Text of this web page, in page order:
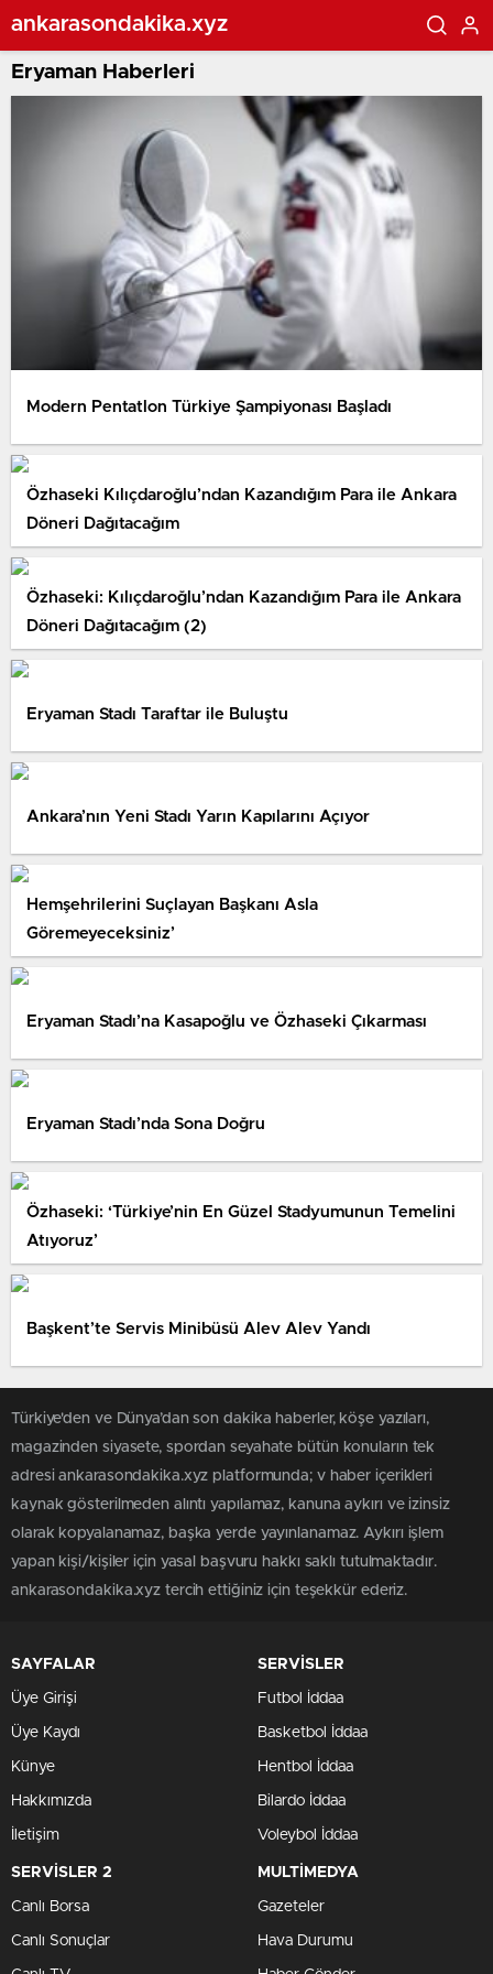
ankarasondakika.xyz
Eryaman Haberleri
Modern Pentatlon Türkiye Şampiyonası Başladı
Özhaseki Kılıçdaroğlu’ndan Kazandığım Para ile Ankara
Döneri Dağıtacağım
Özhaseki: Kılıçdaroğlu’ndan Kazandığım Para ile Ankara
Döneri Dağıtacağım (2)
Eryaman Stadı Taraftar ile Buluştu
Ankara’nın Yeni Stadı Yarın Kapılarını Açıyor
Hemşehrilerini Suçlayan Başkanı Asla
Göremeyeceksiniz’
Eryaman Stadı’na Kasapoğlu ve Özhaseki Çıkarması
Eryaman Stadı’nda Sona Doğru
Özhaseki: ‘Türkiye’nin En Güzel Stadyumunun Temelini
Atıyoruz’
Başkent’te Servis Minibüsü Alev Alev Yandı
Türkiye'den ve Dünya’dan son dakika haberler, köşe yazıları,
magazinden siyasete, spordan seyahate bütün konuların tek
adresi ankarasondakika.xyz platformunda; v haber içerikleri
kaynak gösterilmeden alıntı yapılamaz, kanuna aykırı ve izinsiz
olarak kopyalanamaz, başka yerde yayınlanamaz. Aykırı işlem
yapan kişi/kişiler için yasal başvuru hakkı saklı tutulmaktadır.
ankarasondakika.xyz tercih ettiğiniz için teşekkür ederiz.
SAYFALAR
Üye Girişi
Üye Kaydı
Künye
Hakkımızda
İletişim
SERVİSLER
Futbol İddaa
Basketbol İddaa
Hentbol İddaa
Bilardo İddaa
Voleybol İddaa
SERVİSLER 2
Canlı Borsa
Canlı Sonuçlar
MULTİMEDYA
Gazeteler
Hava Durumu